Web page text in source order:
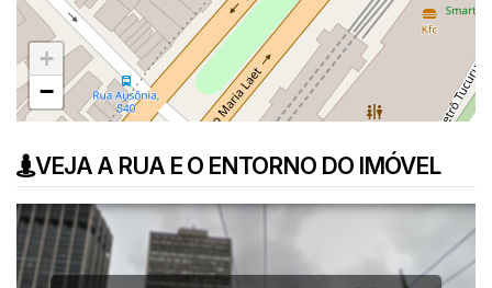
+
−
VEJA A RUA E O ENTORNO DO IMÓVEL